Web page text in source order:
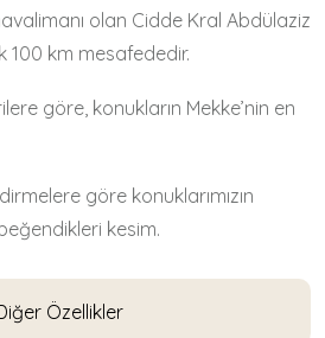
Özellikler
olan Cidde Kral Abdülaziz
100 km mesafededir.
göre, konukların Mekke’nin en
göre konuklarımızın
kesim.